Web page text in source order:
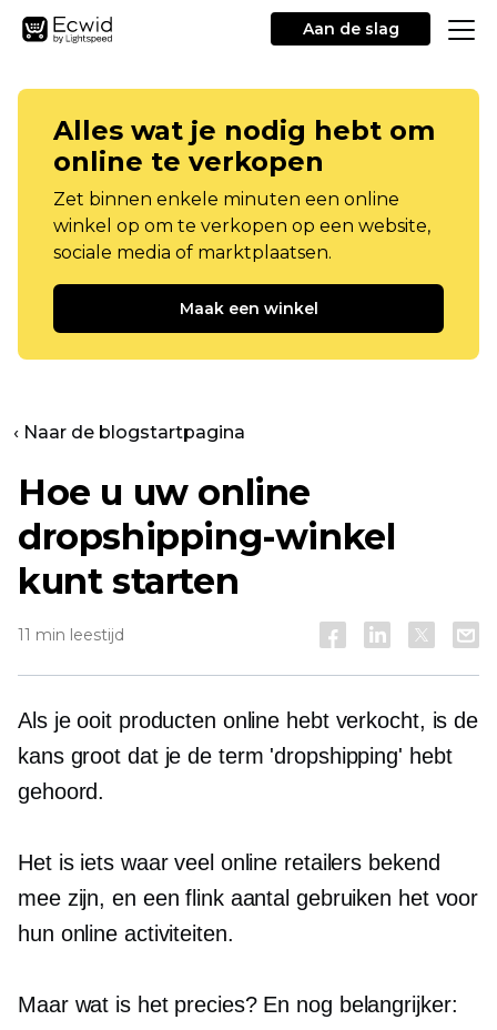
Aan de slag
Alles wat je nodig hebt om
online te verkopen
Zet binnen enkele minuten een online
winkel op om te verkopen op een website,
sociale media of marktplaatsen.
Maak een winkel
‹ Naar de blogstartpagina
Hoe u uw online
dropshipping-winkel
kunt starten
11 min leestijd
Als je ooit producten online hebt verkocht, is de
kans groot dat je de term 'dropshipping' hebt
gehoord.
Het is iets waar veel online retailers bekend
mee zijn, en een flink aantal gebruiken het voor
hun online activiteiten.
Maar wat is het precies? En nog belangrijker: